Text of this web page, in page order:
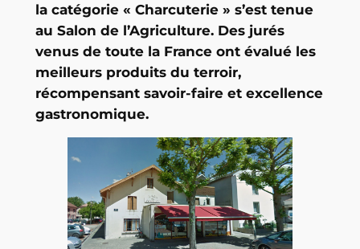
la catégorie « Charcuterie » s’est tenue
au Salon de l’Agriculture. Des jurés
venus de toute la France ont évalué les
meilleurs produits du terroir,
récompensant savoir-faire et excellence
gastronomique.